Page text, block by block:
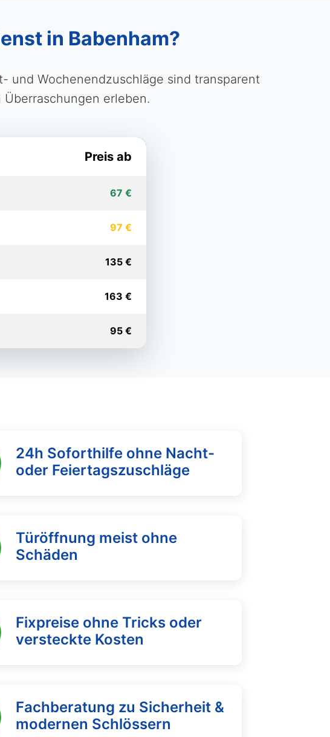
in Babenham?
und Wochenendzuschläge sind transparent
erleben.
Preis ab
67 €
97 €
135 €
163 €
95 €
24h Soforthilfe ohne Nacht-
oder Feiertagszuschläge
Türöffnung meist ohne
Schäden
Fixpreise ohne Tricks oder
versteckte Kosten
Fachberatung zu Sicherheit &
modernen Schlössern